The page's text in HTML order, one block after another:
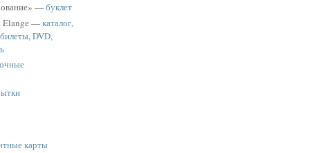
—буклет
Elange —каталог,
,DVD,
карты